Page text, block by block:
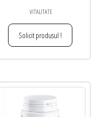
inițial
a
fost:
74,99 lei.
este:
VITALITATE
Solicit produsul !